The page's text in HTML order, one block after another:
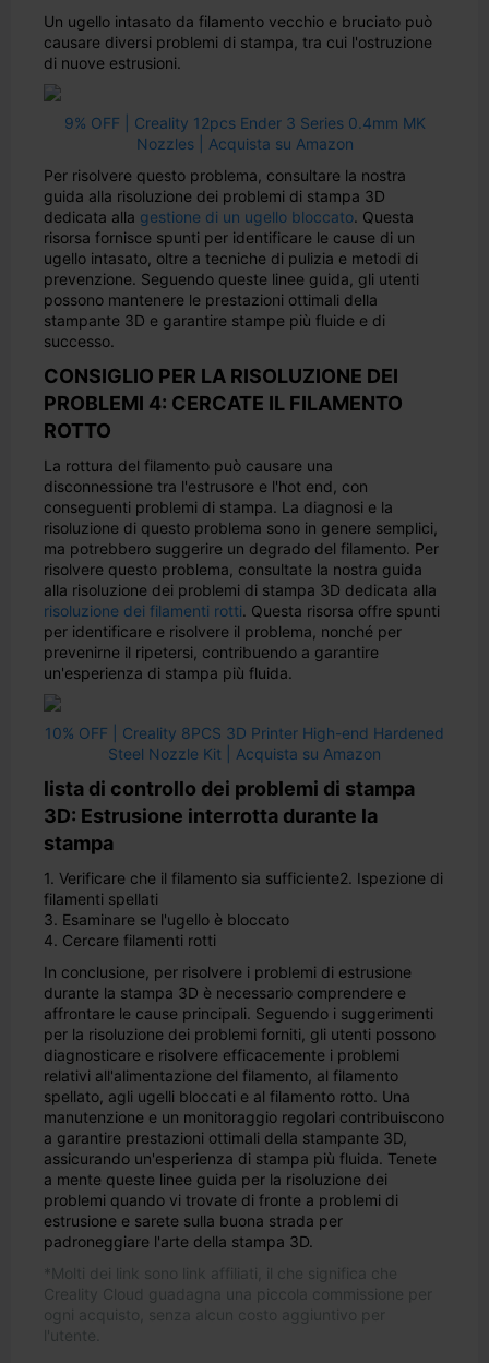
Un ugello intasato da filamento vecchio e bruciato può
causare diversi problemi di stampa, tra cui l'ostruzione
di nuove estrusioni.
9% OFF | Creality 12pcs Ender 3 Series 0.4mm MK
Nozzles | Acquista su Amazon
Per risolvere questo problema, consultare la nostra
guida alla risoluzione dei problemi di stampa 3D
dedicata alla gestione di un ugello bloccato. Questa
risorsa fornisce spunti per identificare le cause di un
ugello intasato, oltre a tecniche di pulizia e metodi di
prevenzione. Seguendo queste linee guida, gli utenti
possono mantenere le prestazioni ottimali della
stampante 3D e garantire stampe più fluide e di
successo.
CONSIGLIO PER LA RISOLUZIONE DEI
PROBLEMI 4: CERCATE IL FILAMENTO
ROTTO
La rottura del filamento può causare una
disconnessione tra l'estrusore e l'hot end, con
conseguenti problemi di stampa. La diagnosi e la
risoluzione di questo problema sono in genere semplici,
ma potrebbero suggerire un degrado del filamento. Per
risolvere questo problema, consultate la nostra guida
alla risoluzione dei problemi di stampa 3D dedicata alla
risoluzione dei filamenti rotti. Questa risorsa offre spunti
per identificare e risolvere il problema, nonché per
prevenirne il ripetersi, contribuendo a garantire
un'esperienza di stampa più fluida.
10% OFF | Creality 8PCS 3D Printer High-end Hardened
Steel Nozzle Kit | Acquista su Amazon
lista di controllo dei problemi di stampa
3D: Estrusione interrotta durante la
stampa
1. Verificare che il filamento sia sufficiente2. Ispezione di
filamenti spellati
3. Esaminare se l'ugello è bloccato
4. Cercare filamenti rotti
In conclusione, per risolvere i problemi di estrusione
durante la stampa 3D è necessario comprendere e
affrontare le cause principali. Seguendo i suggerimenti
per la risoluzione dei problemi forniti, gli utenti possono
diagnosticare e risolvere efficacemente i problemi
relativi all'alimentazione del filamento, al filamento
spellato, agli ugelli bloccati e al filamento rotto. Una
manutenzione e un monitoraggio regolari contribuiscono
a garantire prestazioni ottimali della stampante 3D,
assicurando un'esperienza di stampa più fluida. Tenete
a mente queste linee guida per la risoluzione dei
problemi quando vi trovate di fronte a problemi di
estrusione e sarete sulla buona strada per
padroneggiare l'arte della stampa 3D.
*Molti dei link sono link affiliati, il che significa che
Creality Cloud guadagna una piccola commissione per
ogni acquisto, senza alcun costo aggiuntivo per
l'utente.